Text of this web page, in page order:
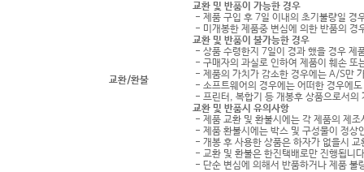
교환/환불
교환 및 반품이 가능한 경우
- 제품 구입 후 7일 이내의 초기불량일 경
- 미개봉한 제품중 변심에 의한 반품의 경
교환 및 반품이 불가능한 경우
- 상품 수령한지 7일이 경과 했을 경우 제
- 구매자의 과실로 인하여 제품이 훼손 또
- 제품의 가치가 감소한 경우에는 A/S만
- 소프트웨어의 경우에는 어떠한 경우에
- 프린터, 복합기 등 개봉후 상품으로서의
교환 및 반품시 유의사항
- 제품 교환 및 환불시에는 각 제품의 제
- 제품 환불시에는 박스 및 구성물이 정상
- 개봉 후 사용한 상품은 하자가 없을시
- 교환 및 환불은 한진택배로만 진행됩니
- 단순 변심에 의해서 반품하거나 제품